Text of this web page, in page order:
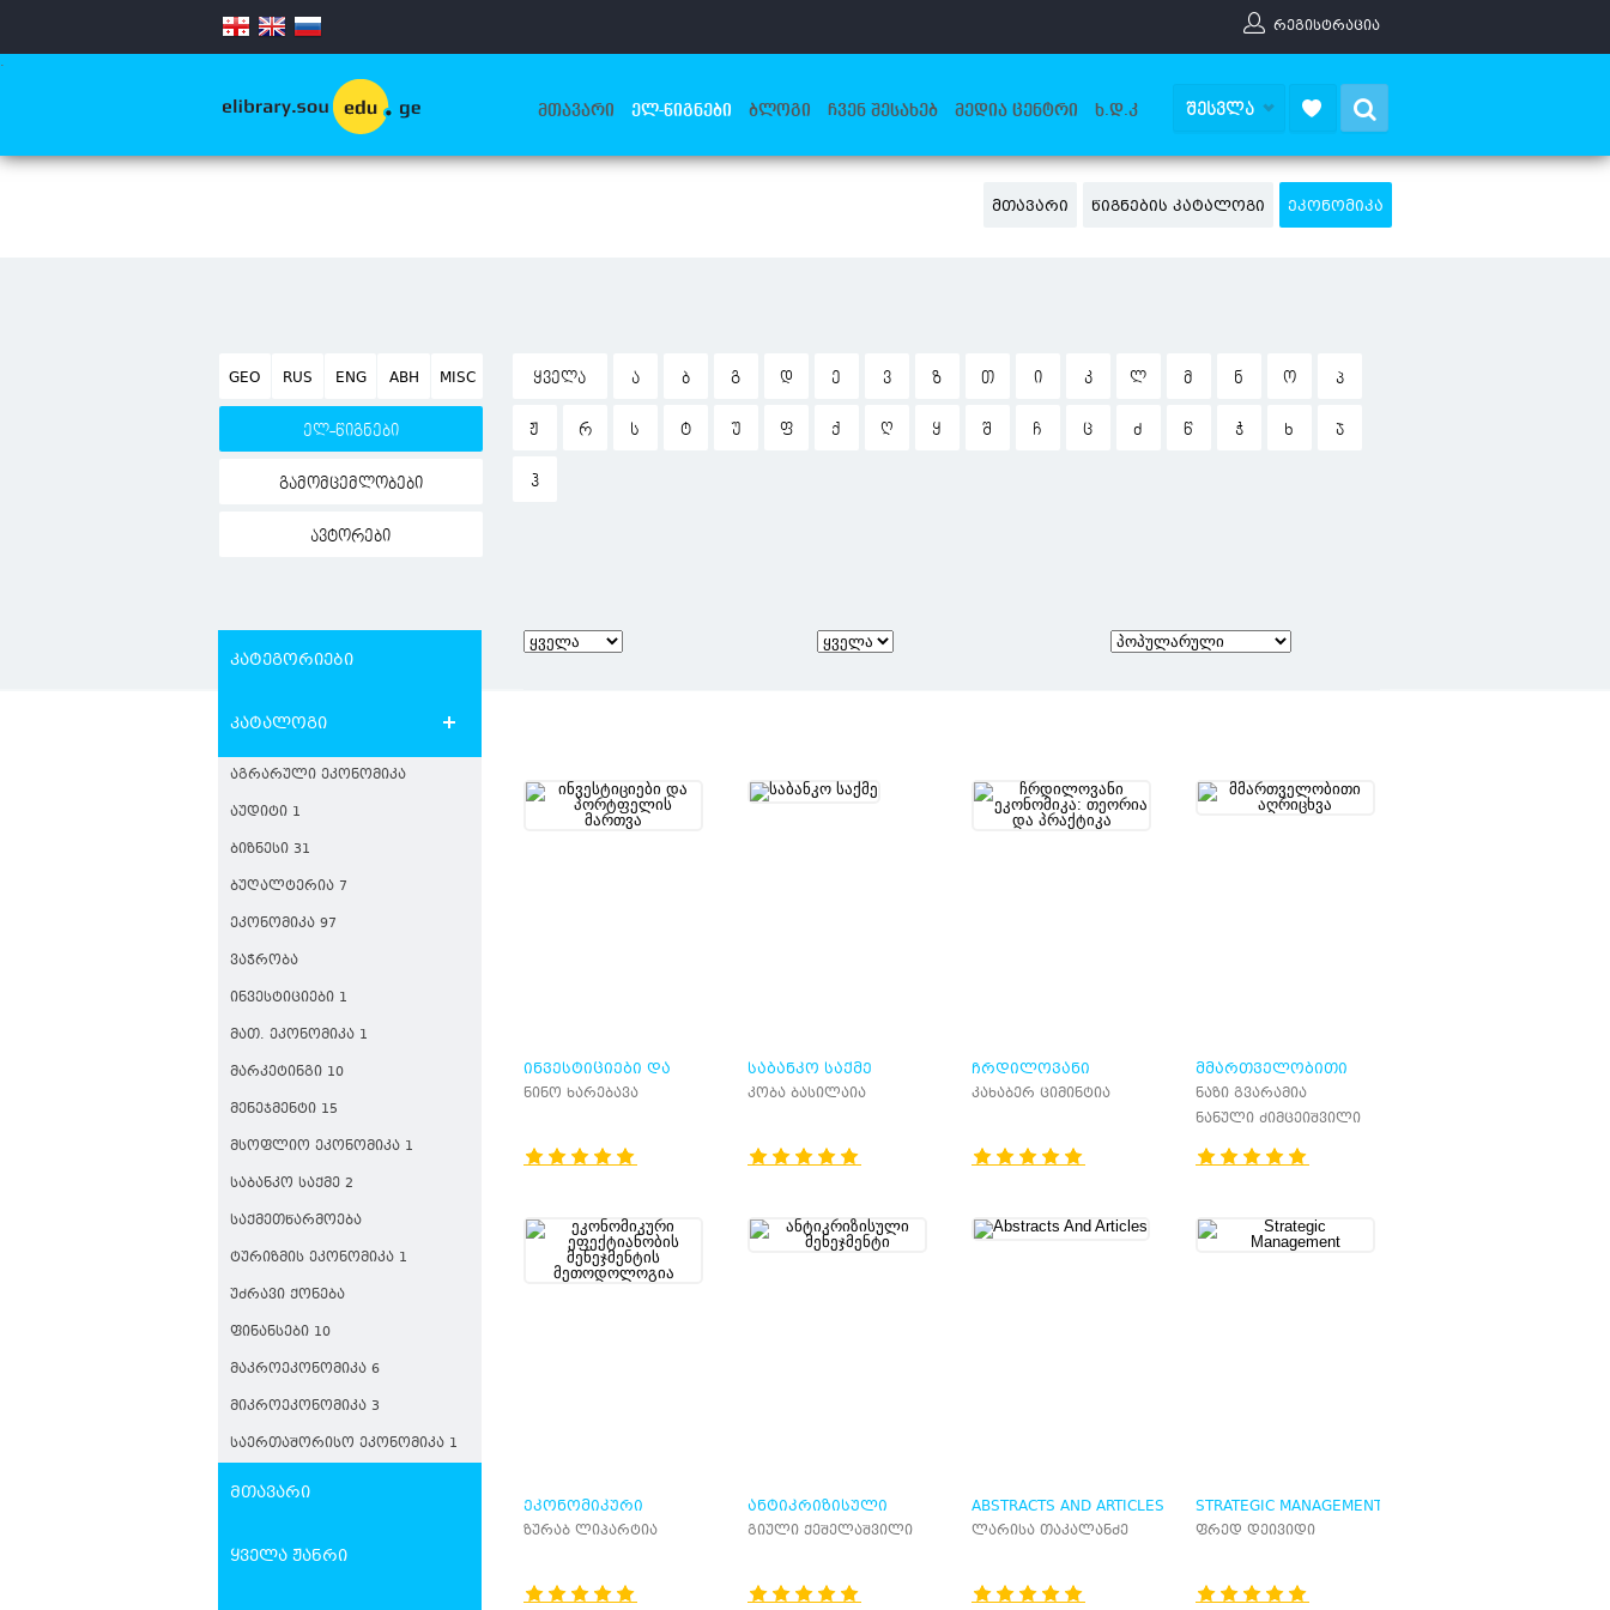
ᲠᲔᲒᲘᲡᲢᲠᲐᲪᲘᲐ
.
ᲛᲗᲐᲕᲐᲠᲘ ᲔᲚ-ᲬᲘᲒᲜᲔᲑᲘ ᲑᲚᲝᲒᲘ ᲩᲕᲔᲜ ᲨᲔᲡᲐᲮᲔᲑ ᲛᲔᲓᲘᲐ ᲪᲔᲜᲢᲠᲘ Ხ.Დ.Კ ᲨᲔᲡᲕᲚᲐ
ᲛᲗᲐᲕᲐᲠᲘ ᲬᲘᲒᲜᲔᲑᲘᲡ ᲙᲐᲢᲐᲚᲝᲒᲘ ᲔᲙᲝᲜᲝᲛᲘᲙᲐ
GEO RUS ENG ABH MISC
ელ-წიგნები
გამომცემლობები
ავტორები
ᲧᲕᲔᲚᲐ Ა Ბ Გ Დ Ე Ვ Ზ Თ Ი Კ Ლ Მ Ნ Ო Პ
Ჟ Რ Ს Ტ Უ Ფ Ქ Ღ Ყ Შ Ჩ Ც Ძ Წ Ჭ Ხ Ჯ
Ჰ
კატეგორიები
კატალოგი
ᲐᲒᲠᲐᲠᲣᲚᲘ ᲔᲙᲝᲜᲝᲛᲘᲙᲐ
ᲐᲣᲓᲘᲢᲘ 1
ᲑᲘᲖᲜᲔᲡᲘ 31
ᲑᲣᲦᲐᲚᲢᲔᲠᲘᲐ 7
ᲔᲙᲝᲜᲝᲛᲘᲙᲐ 97
ᲕᲐᲭᲠᲝᲑᲐ
ᲘᲜᲕᲔᲡᲢᲘᲪᲘᲔᲑᲘ 1
ᲛᲐᲗ. ᲔᲙᲝᲜᲝᲛᲘᲙᲐ 1
ᲛᲐᲠᲙᲔᲢᲘᲜᲒᲘ 10
ᲛᲔᲜᲔᲯᲛᲔᲜᲢᲘ 15
ᲛᲡᲝᲤᲚᲘᲝ ᲔᲙᲝᲜᲝᲛᲘᲙᲐ 1
ᲡᲐᲑᲐᲜᲙᲝ ᲡᲐᲥᲛᲔ 2
ᲡᲐᲥᲛᲔᲗᲬᲐᲠᲛᲝᲔᲑᲐ
ᲢᲣᲠᲘᲖᲛᲘᲡ ᲔᲙᲝᲜᲝᲛᲘᲙᲐ 1
ᲣᲫᲠᲐᲕᲘ ᲥᲝᲜᲔᲑᲐ
ᲤᲘᲜᲐᲜᲡᲔᲑᲘ 10
ᲛᲐᲙᲠᲝᲔᲙᲝᲜᲝᲛᲘᲙᲐ 6
ᲛᲘᲙᲠᲝᲔᲙᲝᲜᲝᲛᲘᲙᲐ 3
ᲡᲐᲔᲠᲗᲐᲨᲝᲠᲘᲡᲝ ᲔᲙᲝᲜᲝᲛᲘᲙᲐ 1
მთავარი
ყველა ჟანრი
ᲘᲜᲕᲔᲡᲢᲘᲪᲘᲔᲑᲘ ᲓᲐ
ᲞᲝᲠᲢᲤᲔᲚᲘᲡ ᲛᲐᲠᲗᲕᲐ
ნინო ხარებავა
ᲡᲐᲑᲐᲜᲙᲝ ᲡᲐᲥᲛᲔ
კობა ბასილაია
ᲩᲠᲓᲘᲚᲝᲕᲐᲜᲘ
ᲔᲙᲝᲜᲝᲛᲘᲙᲐ: ᲗᲔᲝᲠᲘᲐ ᲓᲐ
კახაბერ ციმინტია
ᲛᲛᲐᲠᲗᲕᲔᲚᲝᲑᲘᲗᲘ
ᲐᲦᲠᲘᲪᲮᲕᲐ
ნაზი გვარამია
ნანული ძიმცეიშვილი
ᲔᲙᲝᲜᲝᲛᲘᲙᲣᲠᲘ
ᲔᲤᲔᲥᲢᲘᲐᲜᲝᲑᲘᲡ
ზურაბ ლიპარტია
ᲐᲜᲢᲘᲙᲠᲘᲖᲘᲡᲣᲚᲘ
ᲛᲔᲜᲔᲯᲛᲔᲜᲢᲘ
გიული ქეშელაშვილი
ABSTRACTS AND ARTICLES
ლარისა თაკალანძე
STRATEGIC MANAGEMENT
ფრედ დეივიდი